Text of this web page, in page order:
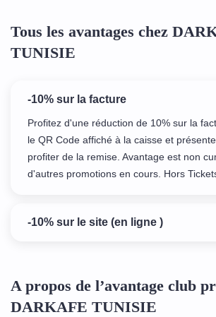
Tous les avantages chez
TUNISIE
-10% sur la facture
Profitez d'une réduction de 10% sur la
le QR Code affiché à la caisse et
profiter de la remise. Avantage est non
d'autres promotions en cours. Hors
-10% sur le site (en ligne )
A propos de l’avantage club
DARKAFE TUNISIE